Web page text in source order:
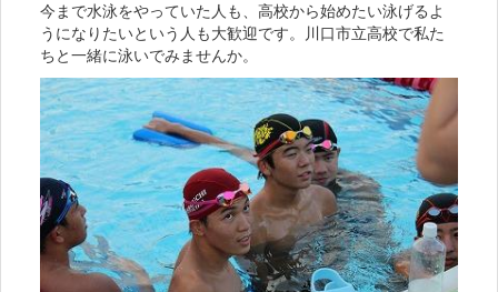
今まで水泳をやっていた人も、高校から始めたい泳げるよ
うになりたいという人も大歓迎です。川口市立高校で私た
ちと一緒に泳いでみませんか。